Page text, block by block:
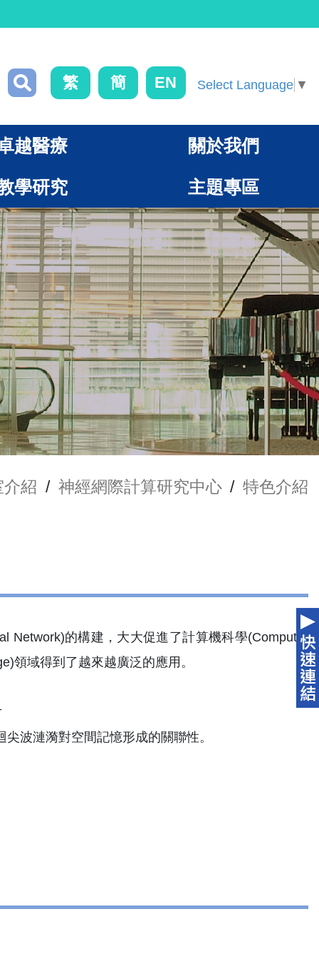
繁 簡 EN Select Language ▼
越醫療 關於我們
學研究 主題專區
介紹 / 神經網際計算研究中心 / 特色介紹
Network)的構建，大大促進了計算機科學(Computer
領域得到了越來越廣泛的應用。
波漣漪對空間記憶形成的關聯性。